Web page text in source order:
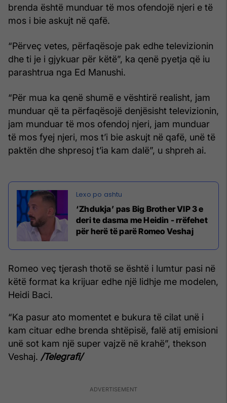
brenda është munduar të mos ofendojë njeri e të
mos i bie askujt në qafë.
“Përveç vetes, përfaqësoje pak edhe televizionin
dhe ti je i gjykuar për këtë”, ka qenë pyetja që iu
parashtrua nga Ed Manushi.
“Për mua ka qenë shumë e vështirë realisht, jam
munduar që ta përfaqësojë denjësisht televizionin,
jam munduar të mos ofendoj njeri, jam munduar
të mos fyej njeri, mos t’i bie askujt në qafë, unë të
paktën dhe shpresoj t’ia kam dalë”, u shpreh ai.
‘Zhdukja’ pas Big Brother VIP 3 e
deri te dasma me Heidin - rrëfehet
për herë të parë Romeo Veshaj
Romeo veç tjerash thotë se është i lumtur pasi në
këtë format ka krijuar edhe një lidhje me modelen,
Heidi Baci.
“Ka pasur ato momentet e bukura të cilat unë i
kam cituar edhe brenda shtëpisë, falë atij emisioni
unë sot kam një super vajzë në krahë”, thekson
Veshaj. /Telegrafi/